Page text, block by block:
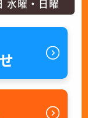
曜・日曜